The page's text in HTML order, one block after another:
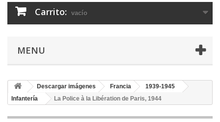
Carrito: vacío
MENU
Descargar imágenes Francia
1939-1945
Infantería
La Police à la Libération de Paris, 1944